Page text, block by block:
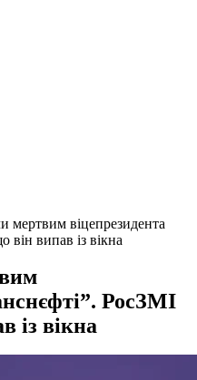
віцепрезидента
випав із вікна
РосЗМІ
із вікна